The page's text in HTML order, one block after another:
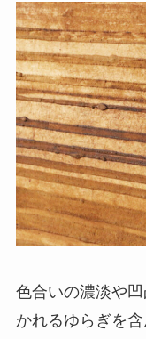
色合いの濃淡や
かれるゆらぎを